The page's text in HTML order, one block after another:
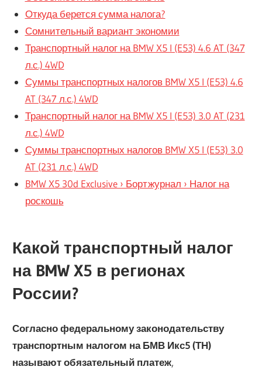
Откуда берется сумма налога?
Сомнительный вариант экономии
Транспортный налог на BMW X5 I (E53) 4.6 AT (347
л.с.) 4WD
Суммы транспортных налогов BMW X5 I (E53) 4.6
AT (347 л.с.) 4WD
Транспортный налог на BMW X5 I (E53) 3.0 AT (231
л.с.) 4WD
Суммы транспортных налогов BMW X5 I (E53) 3.0
AT (231 л.с.) 4WD
BMW X5 30d Exclusive › Бортжурнал › Налог на
роскошь
Какой транспортный налог
на BMW X5 в регионах
России?
Согласно федеральному законодательству
транспортным налогом на БМВ Икс5 (ТН)
называют обязательный платеж,